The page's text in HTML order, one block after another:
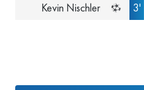
Kevin Nischler 3'